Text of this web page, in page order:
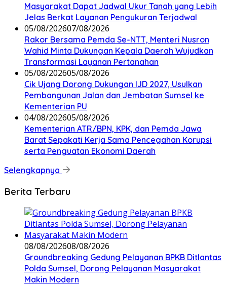
Masyarakat Dapat Jadwal Ukur Tanah yang Lebih
Jelas Berkat Layanan Pengukuran Terjadwal
05/08/202607/08/2026
Rakor Bersama Pemda Se-NTT, Menteri Nusron
Wahid Minta Dukungan Kepala Daerah Wujudkan
Transformasi Layanan Pertanahan
05/08/202605/08/2026
Cik Ujang Dorong Dukungan IJD 2027, Usulkan
Pembangunan Jalan dan Jembatan Sumsel ke
Kementerian PU
04/08/202605/08/2026
Kementerian ATR/BPN, KPK, dan Pemda Jawa
Barat Sepakati Kerja Sama Pencegahan Korupsi
serta Penguatan Ekonomi Daerah
Selengkapnya
Berita Terbaru
08/08/202608/08/2026
Groundbreaking Gedung Pelayanan BPKB Ditlantas
Polda Sumsel, Dorong Pelayanan Masyarakat
Makin Modern